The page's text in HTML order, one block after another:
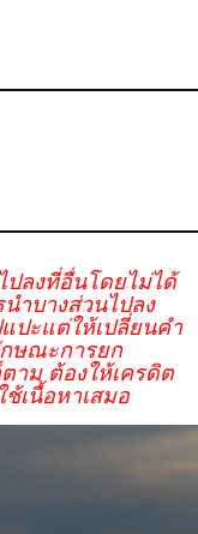
ลงที่อื่นโดยไม่ได้
ำบางส่วนไปลง
ปะแต่ให้เปลี่ยนคำ
กษณะการยก
าม ต้องให้เครดิต
เนื้อหาเสมอ